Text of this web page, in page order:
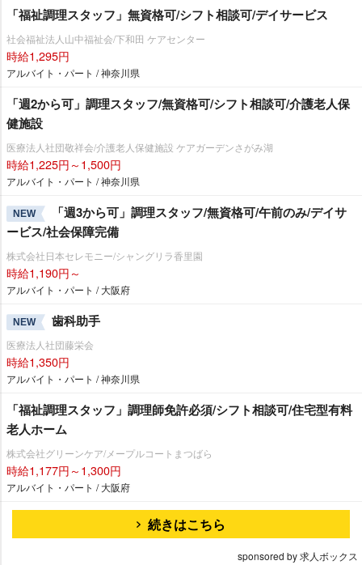
「福祉調理スタッフ」無資格可/シフト相談可/デイサービス
社会福祉法人山中福祉会/下和田 ケアセンター
時給1,295円
アルバイト・パート / 神奈川県
「週2から可」調理スタッフ/無資格可/シフト相談可/介護老人保
健施設
医療法人社団敬祥会/介護老人保健施設 ケアガーデンさがみ湖
時給1,225円～1,500円
アルバイト・パート / 神奈川県
NEW
「週3から可」調理スタッフ/無資格可/午前のみ/デイサ
ービス/社会保障完備
株式会社日本セレモニー/シャングリラ香里園
時給1,190円～
アルバイト・パート / 大阪府
NEW 歯科助手
医療法人社団藤栄会
時給1,350円
アルバイト・パート / 神奈川県
「福祉調理スタッフ」調理師免許必須/シフト相談可/住宅型有料
老人ホーム
株式会社グリーンケア/メープルコートまつばら
時給1,177円～1,300円
アルバイト・パート / 大阪府
続きはこちら
sponsored by 求人ボックス